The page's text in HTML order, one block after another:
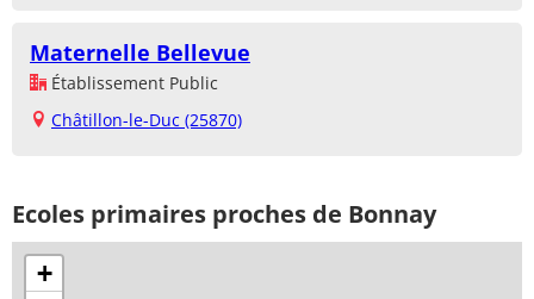
Maternelle Bellevue
Établissement Public
Châtillon-le-Duc (25870)
Ecoles primaires proches de Bonnay
+